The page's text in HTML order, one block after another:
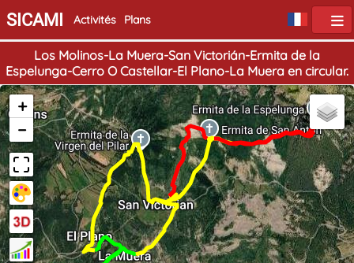
SICAMI Activités Plans
Los Molinos-La Muera-San Victorián-Ermita de la
Espelunga-Cerro O Castellar-El Plano-La Muera en circular.
+
−